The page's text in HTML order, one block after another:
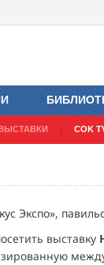
COK
Экспо»,
выставку